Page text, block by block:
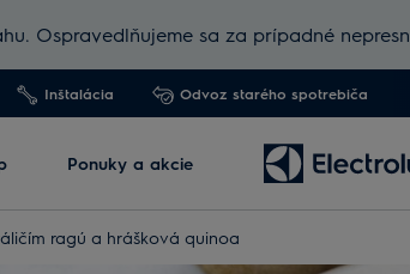
Ospravedlňujeme sa za prípadné
Inštalácia Odvoz starého spotrebiča
Ponuky a akcie
ragú a hrášková quinoa